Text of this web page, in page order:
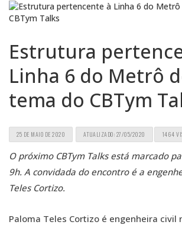
Estrutura
Linha 6 do Metrô
tema do CBTym
25 DE MAIO DE 2020 ATUALIZADO: 27/05/2020 1464
O próximo CBTym Talks está marcado
9h. A convidada do encontro é a
Teles Cortizo.
Paloma Teles Cortizo é engenheira civil